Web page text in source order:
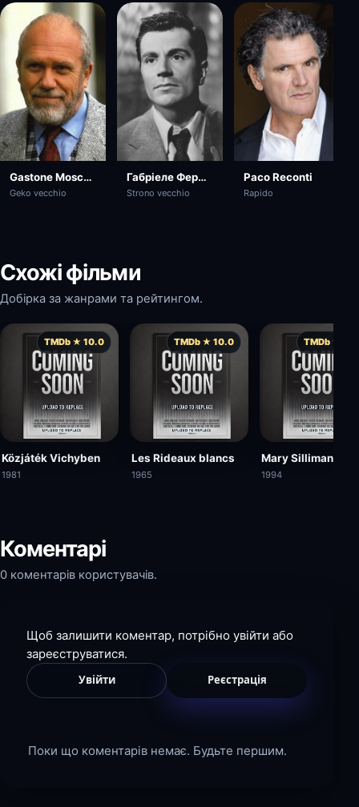
Gastone Moschin
Geko vecchio
Габріеле Ферцетті
Strono vecchio
Paco Reconti
Rapido
Схожі фільми
Добірка за жанрами та рейтингом.
TMDb ★ 10.0
Közjáték Vichyben
1981
TMDb ★ 10.0
Les Rideaux blancs
1965
TMDb ★
Mary Silliman's
1994
Коментарі
0 коментарів користувачів.
Щоб залишити коментар, потрібно увійти або
зареєструватися.
Увійти Реєстрація
Поки що коментарів немає. Будьте першим.